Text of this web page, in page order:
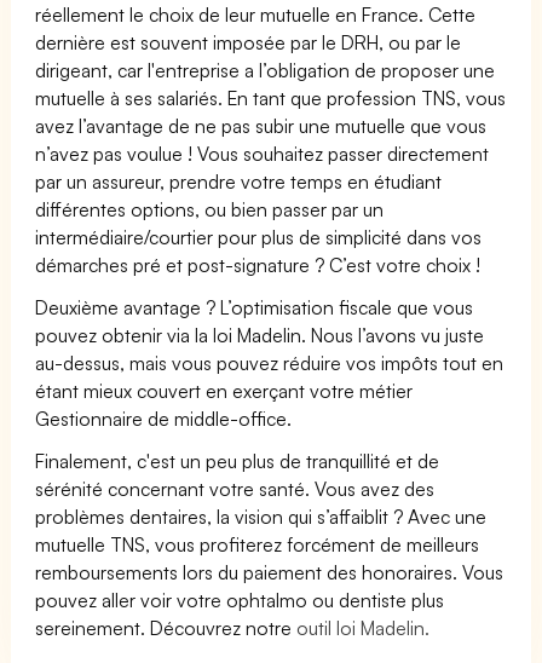
réellement le choix de leur mutuelle en France. Cette
dernière est souvent imposée par le DRH, ou par le
dirigeant, car l'entreprise a l’obligation de proposer une
mutuelle à ses salariés. En tant que profession TNS, vous
avez l’avantage de ne pas subir une mutuelle que vous
n’avez pas voulue ! Vous souhaitez passer directement
par un assureur, prendre votre temps en étudiant
différentes options, ou bien passer par un
intermédiaire/courtier pour plus de simplicité dans vos
démarches pré et post-signature ? C’est votre choix !
Deuxième avantage ? L’optimisation fiscale que vous
pouvez obtenir via la loi Madelin. Nous l’avons vu juste
au-dessus, mais vous pouvez réduire vos impôts tout en
étant mieux couvert en exerçant votre métier
Gestionnaire de middle-office.
Finalement, c'est un peu plus de tranquillité et de
sérénité concernant votre santé. Vous avez des
problèmes dentaires, la vision qui s’affaiblit ? Avec une
mutuelle TNS, vous profiterez forcément de meilleurs
remboursements lors du paiement des honoraires. Vous
pouvez aller voir votre ophtalmo ou dentiste plus
sereinement. Découvrez notre outil loi Madelin.